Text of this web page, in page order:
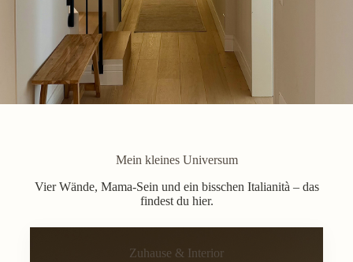
Mein kleines Universum
Vier Wände, Mama-Sein und ein bisschen Italianità – das
findest du hier.
Zuhause & Interior